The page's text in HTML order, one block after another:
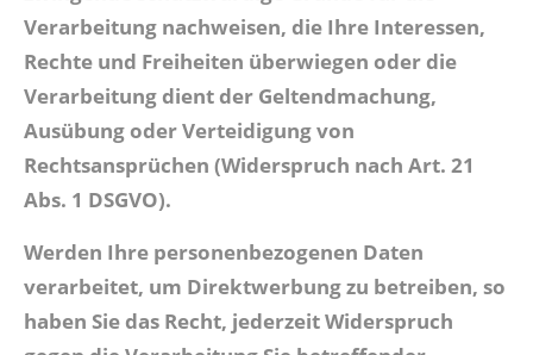
Verarbeitung nachweisen, die Ihre Interessen,
Rechte und Freiheiten überwiegen oder die
Verarbeitung dient der Geltendmachung,
Ausübung oder Verteidigung von
Rechtsansprüchen (Widerspruch nach Art. 21
Abs. 1 DSGVO).
Werden Ihre personenbezogenen Daten
verarbeitet, um Direktwerbung zu betreiben, so
haben Sie das Recht, jederzeit Widerspruch